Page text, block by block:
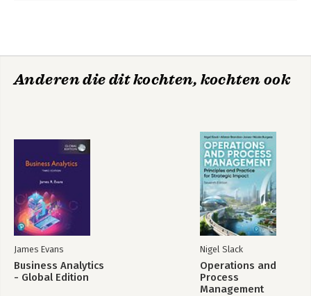
Anderen die dit kochten, kochten ook
James Evans
Business Analytics
- Global Edition
Nigel Slack
Operations and
Process
Management